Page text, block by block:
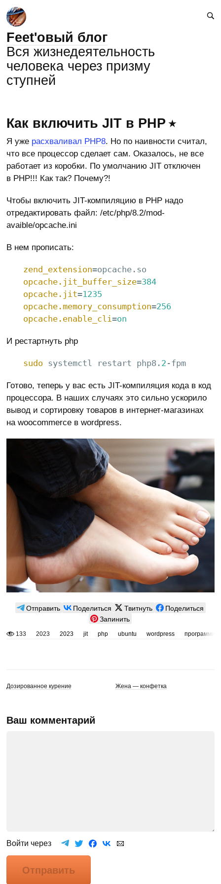
Feet'овый блог
Вся жизнедеятельность
человека через призму
ступней
Как включить JIT в PHP
Я уже расхваливал PHP8. Но по наивности считал,
что все процессор сделает сам. Оказалось, не все
работает из коробки. По умолчанию JIT отключен
в PHP!!! Как так? Почему?!
Чтобы включить JIT-компиляцию в PHP надо
отредактировать файл: /etc/php/8.2/mod-
avaible/opcache.ini
В нем прописать:
zend_extension
opcache.jit_buffer_size=384
opcache.jit=1235
opcache.memory_consumption=256
opcache.enable_cli=on
И рестартнуть php
sudo systemctl restart php8. 2 -fpm
Готово, теперь у вас есть JIT-компиляция кода в код
процессора. В наших случаях это сильно ускорило
вывод и сортировку товаров в интернет-магазинах
на woocommerce в wordpress.
Отправить Поделиться Твитнуть
Поделиться
Запинить
133 2023 2023 jit php ubuntu wordpress
Дозированное курение Жена — конфетка
Ваш комментарий
Войти через
Отправить